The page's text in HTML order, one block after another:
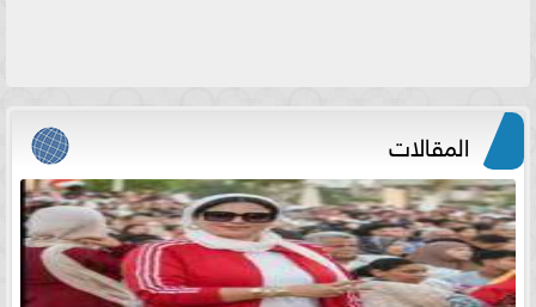
المقالات